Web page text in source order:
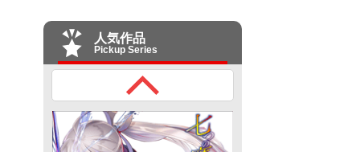
人気作品
Pickup Series